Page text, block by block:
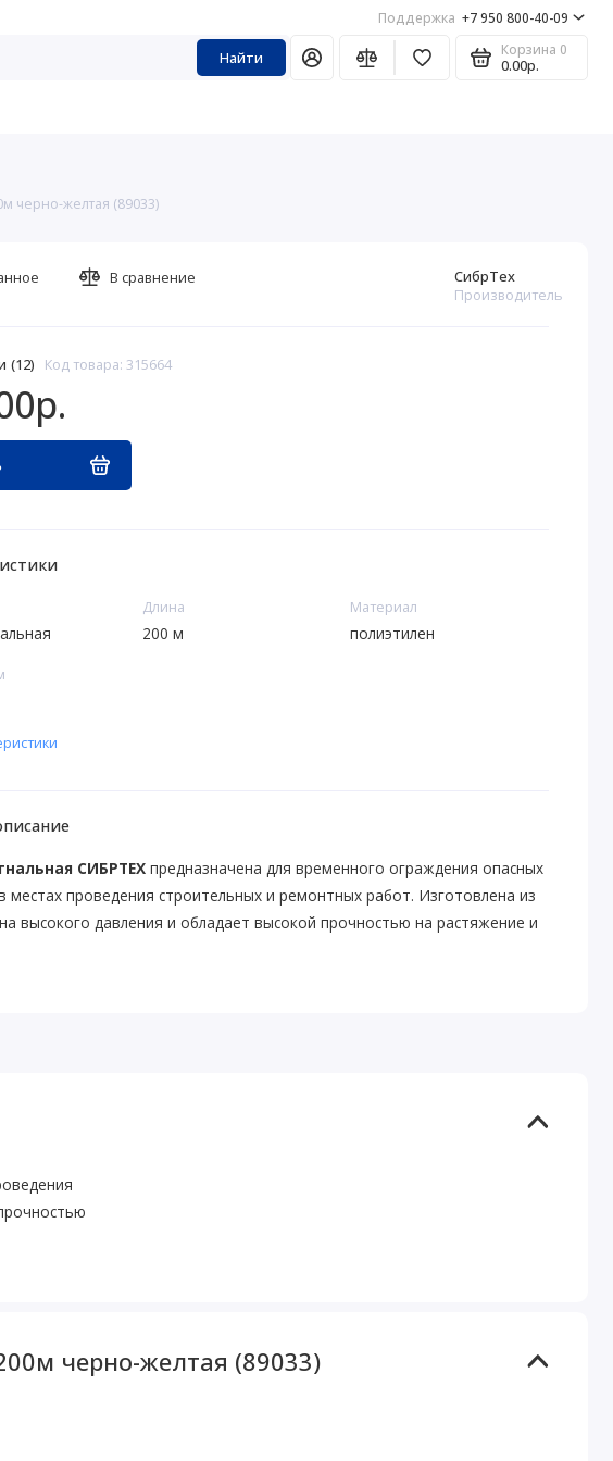
Поддержка +7 950 800-40-09
Найти Корзина 0
0.00р.
черно-желтая (89033)
(12) Код товара: 315664
СибрТех
Производитель
В сравнение
Длина
200 м
Материал
полиэтилен
СИБРТЕХпредназначена для временного ограждения опасных
местах проведения строительных и ремонтных работ. Изготовлена из
высокого давления и обладает высокой прочностью на растяжение и
черно-желтая (89033)